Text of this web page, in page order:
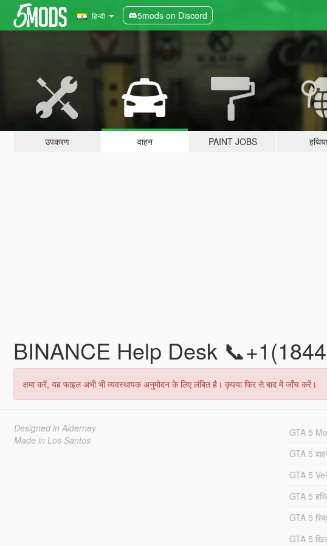
हिन्दी 5mods on Discord
उपकरण वाहन PAINT JOBS
BINANCE Help Desk
क्षमा करें, यह फाइल अभी भी व्यवस्थापक अनुमोदन के लिए लंबित है। कृपया फिर से बाद में जाँच करें।
Designed in Alderney
Made in Los Santos
GTA 5
GTA 5
GTA 5
GTA 5
GTA 5
GTA 5